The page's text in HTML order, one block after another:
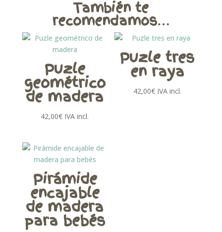
También te
recomendamos…
Puzle
geométrico
de madera
42,00€ IVA incl.
Puzle tres
en raya
42,00€ IVA incl.
Pirámide
encajable
de madera
para bebés